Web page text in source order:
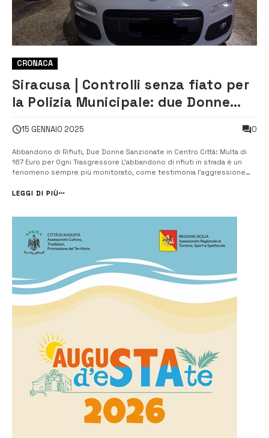
CRONACA
Siracusa | Controlli senza fiato per
la Polizia Municipale: due Donne
abbandono di rifiuti
15 GENNAIO 2025 0
Abbandono di Rifiuti, Due Donne Sanzionate in Centro Città: Multa di
167 Euro per Ogni Trasgressore L’abbandono di rifiuti in strada è un
fenomeno sempre più monitorato, come testimonia l’aggressione
Tagliamento. Il primo caso ha avuto luogo in corso Gelone. Una donna
LEGGI DI PIÙ